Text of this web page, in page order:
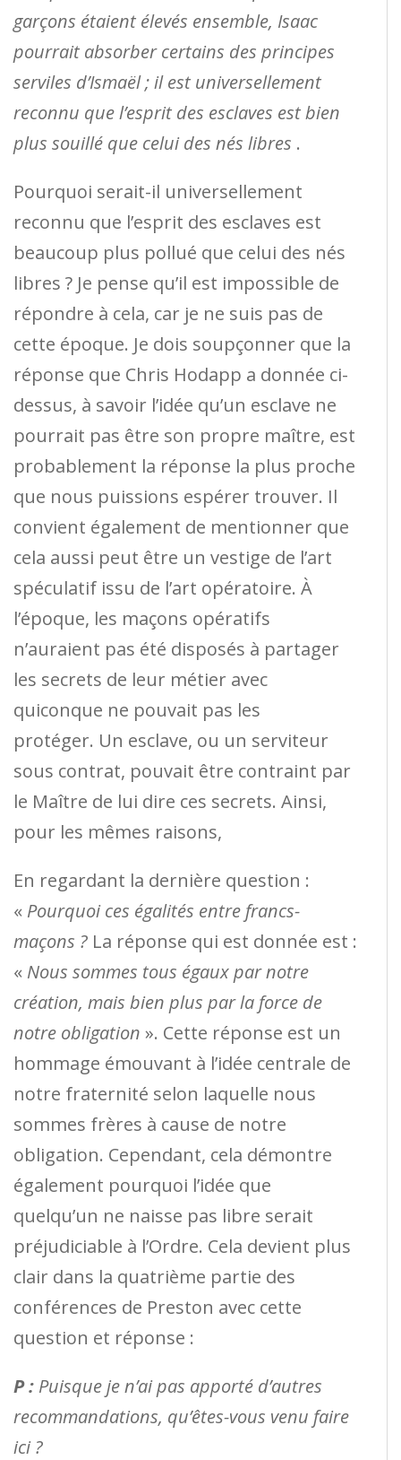
garçons étaient élevés ensemble, Isaac
pourrait absorber certains des principes
serviles d’Ismaël ; il est universellement
reconnu que l’esprit des esclaves est bien
plus souillé que celui des nés libres .
Pourquoi serait-il universellement
reconnu que l’esprit des esclaves est
beaucoup plus pollué que celui des nés
libres ? Je pense qu’il est impossible de
répondre à cela, car je ne suis pas de
cette époque. Je dois soupçonner que la
réponse que Chris Hodapp a donnée ci-
dessus, à savoir l’idée qu’un esclave ne
pourrait pas être son propre maître, est
probablement la réponse la plus proche
que nous puissions espérer trouver. Il
convient également de mentionner que
cela aussi peut être un vestige de l’art
spéculatif issu de l’art opératoire. À
l’époque, les maçons opératifs
n’auraient pas été disposés à partager
les secrets de leur métier avec
quiconque ne pouvait pas les
protéger. Un esclave, ou un serviteur
sous contrat, pouvait être contraint par
le Maître de lui dire ces secrets. Ainsi,
pour les mêmes raisons,
En regardant la dernière question :
« Pourquoi ces égalités entre francs-
maçons ? La réponse qui est donnée est :
« Nous sommes tous égaux par notre
création, mais bien plus par la force de
notre obligation ». Cette réponse est un
hommage émouvant à l’idée centrale de
notre fraternité selon laquelle nous
sommes frères à cause de notre
obligation. Cependant, cela démontre
également pourquoi l’idée que
quelqu’un ne naisse pas libre serait
préjudiciable à l’Ordre. Cela devient plus
clair dans la quatrième partie des
conférences de Preston avec cette
question et réponse :
P : Puisque je n’ai pas apporté d’autres
recommandations, qu’êtes-vous venu faire
ici ?